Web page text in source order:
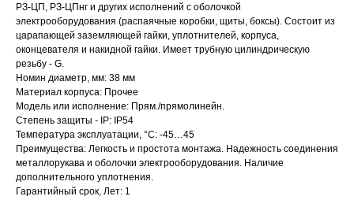
РЗ-ЦП, РЗ-ЦПнг и других исполнений с оболочкой
электрооборудования (распаячные коробки, щиты, боксы). Состоит из
царапающей заземляющей гайки, уплотнителей, корпуса,
оконцевателя и накидной гайки. Имеет трубную цилиндрическую
резьбу - G.
Номин диаметр, мм: 38 мм
Материал корпуса: Прочее
Модель или исполнение: Прям./прямолинейн.
Степень защиты - IP: IP54
Температура эксплуатации, °C: -45…45
Преимущества: Легкость и простота монтажа. Надежность соединения
металлорукава и оболочки электрооборудования. Наличие
дополнительного уплотнения.
Гарантийный срок, Лет: 1